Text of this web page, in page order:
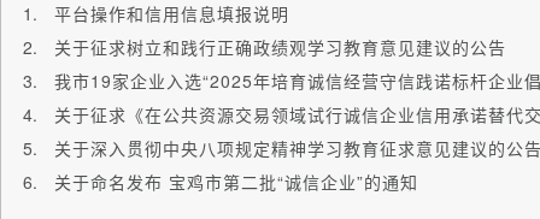
平台操作和信用信息填报说明
关于征求树立和践行正确政绩观学习教育意见建议的公告
我市19家企业入选“2025年培育诚信经营守信践诺标杆企业
关于深入贯彻中央八项规定精神学习教育征求意见建议的公
关于命名发布 宝鸡市第二批“诚信企业”的通知